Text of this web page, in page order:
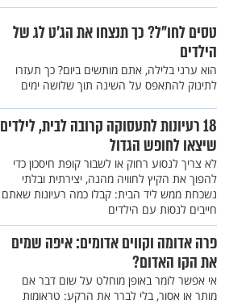
טסים לחו"ל? כך תנצחו את הג'ט לג של
הילדים
הוא ערני בלילה, אתם מותשים ביום? כך תעזרו
לתינוק להתאפס על השינה תוך שלושה ימים
18 רעיונות לתעסוקה קרובה לבית, לילדים
שיצאו לחופש הגדול
לא צריך לנסוע רחוק או לשבור קופת חיסכון כדי
להפוך את הקיץ לחוויה מהנה, יצירתית ובלתי
נשכחת ממש ליד הבית: קבלו כמה רעיונות שאתם
חייבים לנסות עם הילדים
פרה אדומה וקווים אדומים: איפה שמים
את הקו האדום?
אי אפשר לומר באופן מוחלט על שום דבר אם
מותר או אסור, בלי לברר את הרקע: טראומות